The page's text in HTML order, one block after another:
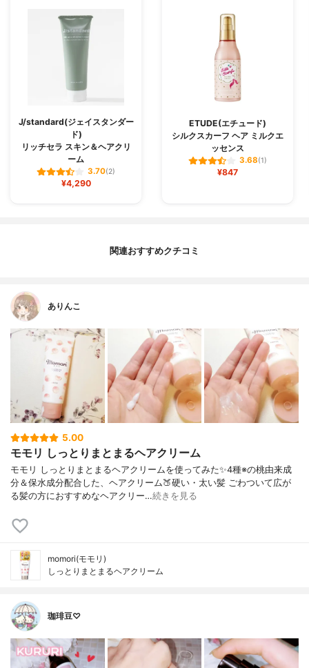
J/standard(ジェイスタンダー
ド)
リッチセラ スキン＆ヘアクリ
ーム
3.70(2)
¥4,290
ETUDE(エチュード)
シルクスカーフ ヘア ミルクエ
ッセンス
3.68(1)
¥847
関連おすすめクチコミ
ありんこ
5.00
モモリ しっとりまとまるヘアクリーム
モモリ しっとりまとまるヘアクリームを使ってみた✨4種※の桃由来成
分＆保水成分配合した、ヘアクリーム🍑硬い・太い髪 ごわついて広が
る髪の方におすすめなヘアクリー…続きを見る
momori(モモリ)
しっとりまとまるヘアクリーム
珈琲豆♡